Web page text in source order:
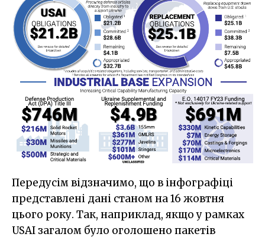
Передусім відзначимо, що в інфографіці
представлені дані станом на 16 жовтня
цього року. Так, наприклад, якщо у рамках
USAI загалом було оголошено пакетів